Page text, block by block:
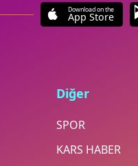
Download on the
App Store
Diğer
SPOR
KARS HABER